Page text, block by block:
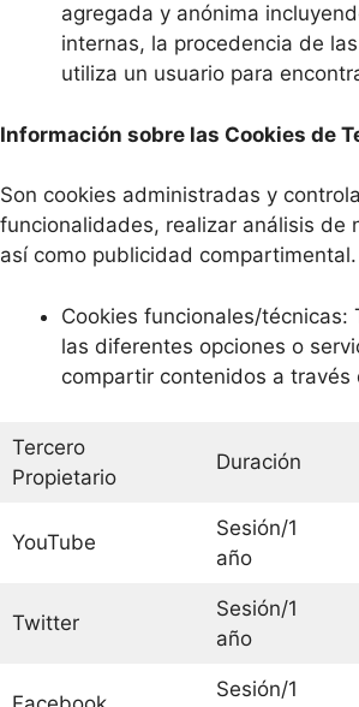
agregada y anónima
internas, la procedencia de
utiliza un usuario para
Información sobre las Cookies de
Son cookies administradas y
funcionalidades, realizar análisis de
así como publicidad compartimental.
Cookies funcionales/
las diferentes opciones o
compartir contenidos a través
Tercero
Propietario
Duración
YouTube
Sesión/1
año
Twitter
Sesión/1
año
Sesión/1